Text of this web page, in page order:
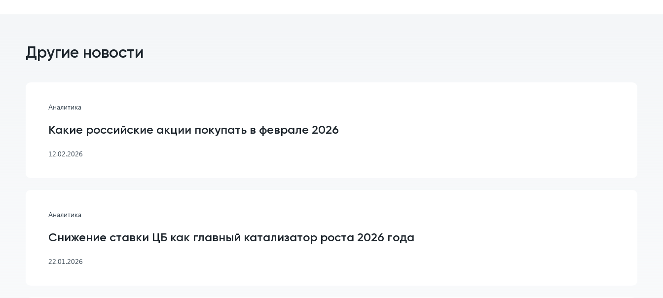
Другие новости
Аналитика
Какие российские акции покупать в феврале 2026
12.02.2026
Аналитика
Снижение ставки ЦБ как главный катализатор роста 2026 года
22.01.2026